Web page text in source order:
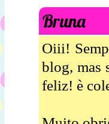
Bruna
Oiii!
blog, mas
feliz! è